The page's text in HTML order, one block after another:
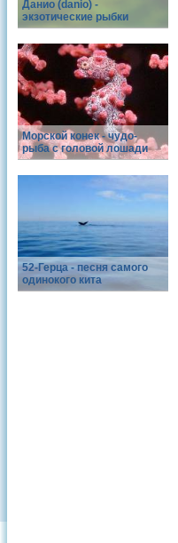
Данио (danio) -
экзотические рыбки
Морской конек - чудо-
рыба с головой лошади
52-Герца - песня самого
одинокого кита